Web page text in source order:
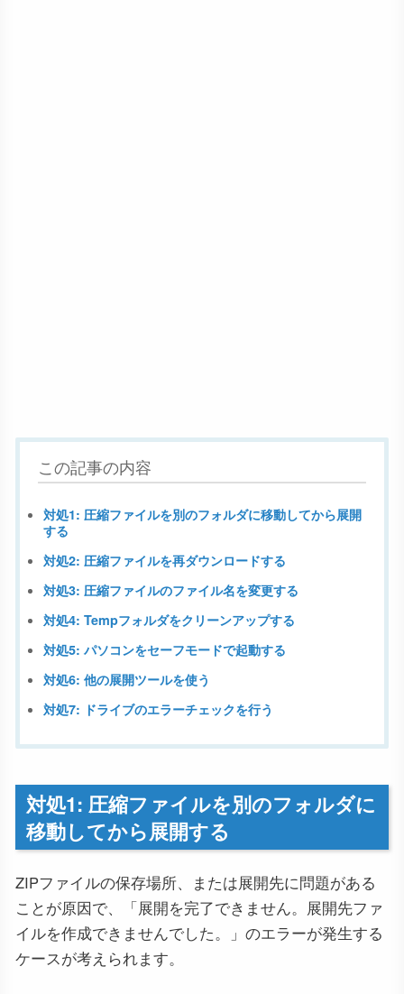
この記事の内容
対処1: 圧縮ファイルを別のフォルダに移動してから展開
する
対処2: 圧縮ファイルを再ダウンロードする
対処3: 圧縮ファイルのファイル名を変更する
対処4: Tempフォルダをクリーンアップする
対処5: パソコンをセーフモードで起動する
対処6: 他の展開ツールを使う
対処7: ドライブのエラーチェックを行う
対処1: 圧縮ファイルを別のフォルダに
移動してから展開する
ZIPファイルの保存場所、または展開先に問題がある
ことが原因で、「展開を完了できません。展開先ファ
イルを作成できませんでした。」のエラーが発生する
ケースが考えられます。